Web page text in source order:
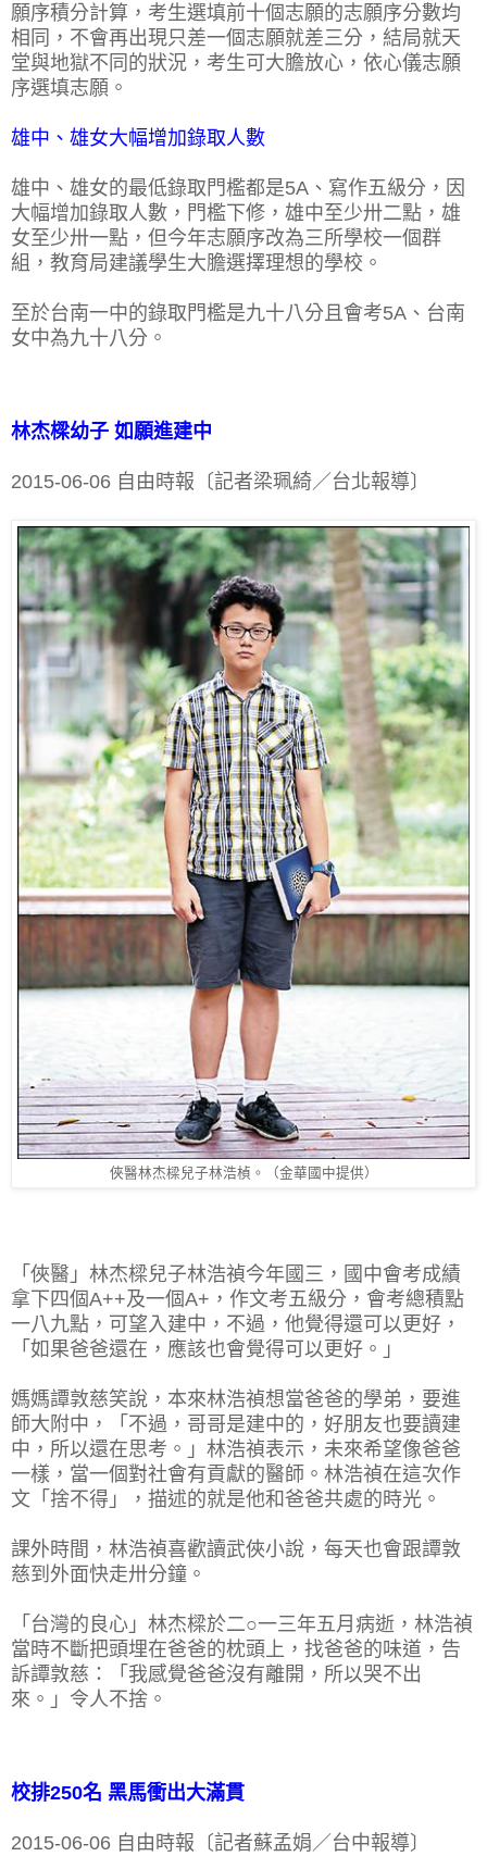
願序積分計算，考生選填前十個志願的志願序分數均
相同，不會再出現只差一個志願就差三分，結局就天
堂與地獄不同的狀況，考生可大膽放心，依心儀志願
序選填志願。
雄中、雄女大幅增加錄取人數
雄中、雄女的最低錄取門檻都是5A、寫作五級分，因
大幅增加錄取人數，門檻下修，雄中至少卅二點，雄
女至少卅一點，但今年志願序改為三所學校一個群
組，教育局建議學生大膽選擇理想的學校。
至於台南一中的錄取門檻是九十八分且會考5A、台南
女中為九十八分。
林杰樑幼子 如願進建中
2015-06-06 自由時報〔記者梁珮綺／台北報導〕
俠醫林杰樑兒子林浩楨。（金華國中提供）
「俠醫」林杰樑兒子林浩禎今年國三，國中會考成績
拿下四個A++及一個A+，作文考五級分，會考總積點
一八九點，可望入建中，不過，他覺得還可以更好，
「如果爸爸還在，應該也會覺得可以更好。」
媽媽譚敦慈笑說，本來林浩禎想當爸爸的學弟，要進
師大附中，「不過，哥哥是建中的，好朋友也要讀建
中，所以還在思考。」林浩禎表示，未來希望像爸爸
一樣，當一個對社會有貢獻的醫師。林浩禎在這次作
文「捨不得」，描述的就是他和爸爸共處的時光。
課外時間，林浩禎喜歡讀武俠小說，每天也會跟譚敦
慈到外面快走卅分鐘。
「台灣的良心」林杰樑於二○一三年五月病逝，林浩禎
當時不斷把頭埋在爸爸的枕頭上，找爸爸的味道，告
訴譚敦慈：「我感覺爸爸沒有離開，所以哭不出
來。」令人不捨。
校排250名 黑馬衝出大滿貫
2015-06-06 自由時報〔記者蘇孟娟／台中報導〕